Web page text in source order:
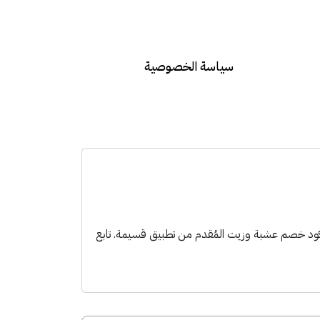
سياسة الخصوصية
كود خصم عشبة وزيت المُقدم من تطبيق قسيمة. تابع